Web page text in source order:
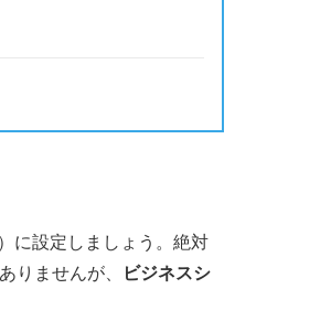
に設定しましょう。絶対
りませんが、
ビジネスシ